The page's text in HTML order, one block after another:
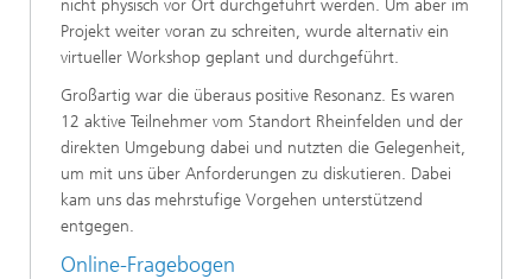
nicht physisch vor Ort durchgeführt werden. Um aber im
Projekt weiter voran zu schreiten, wurde alternativ ein
virtueller Workshop geplant und durchgeführt.
Großartig war die überaus positive Resonanz. Es waren
12 aktive Teilnehmer vom Standort Rheinfelden und der
direkten Umgebung dabei und nutzten die Gelegenheit,
um mit uns über Anforderungen zu diskutieren. Dabei
kam uns das mehrstufige Vorgehen unterstützend
entgegen.
Online-Fragebogen